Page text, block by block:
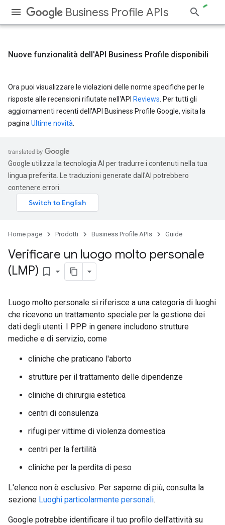
Business Profile APIs
Nuove funzionalità dell'API Business Profile disponibili
Ora puoi visualizzare le violazioni delle norme specifiche per le
risposte alle recensioni rifiutate nell'API Reviews . Per tutti gli
aggiornamenti recenti dell'API Business Profile Google, visita la
pagina Ultime novità
Google utilizza la tecnologia AI per tradurre i contenuti nella tua
lingua preferita. Le traduzioni generate dall'AI potrebbero
contenere errori.
Home page Prodotti Business Profile APIs Guide
Verificare un luogo molto personale
(LMP) bookmark_border
Luogo molto personale si riferisce a una categoria di luoghi
che ricevono un trattamento speciale per la gestione dei
dati degli utenti. I PPP in genere includono strutture
mediche e di servizio, come
cliniche che praticano l'aborto
strutture per il trattamento delle dipendenze
cliniche di chirurgia estetica
centri di consulenza
rifugi per vittime di violenza domestica
centri per la fertilità
cliniche per la perdita di peso
L'elenco non è esclusivo. Per saperne di più, consulta la
sezione Luoghi particolarmente personali.
Google potrebbe identificare il tuo profilo dell'attività su